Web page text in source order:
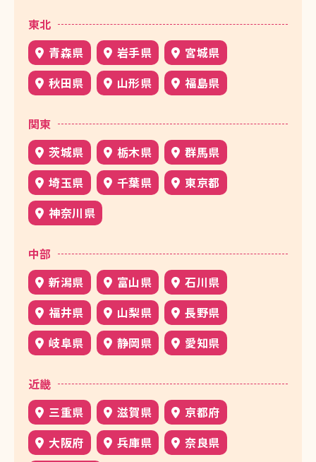
東北
青森県
岩手県
宮城県
秋田県
山形県 福島県
関東
茨城県
栃木県
群馬県
埼玉県
千葉県
東京都
神奈川県
中部
新潟県
富山県
石川県
福井県
山梨県
長野県
岐阜県
静岡県 愛知県
近畿
三重県
滋賀県
京都府
大阪府
兵庫県
奈良県